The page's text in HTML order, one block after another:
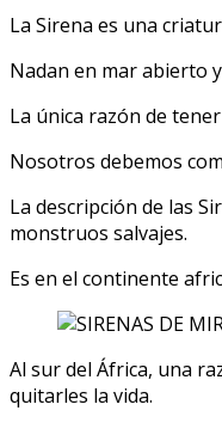
La Sirena es una
Nadan en mar abierto
La única razón de
Nosotros debemos
La descripción de las
monstruos salvajes.
Es en el continente
Al sur del África, una
quitarles la vida.